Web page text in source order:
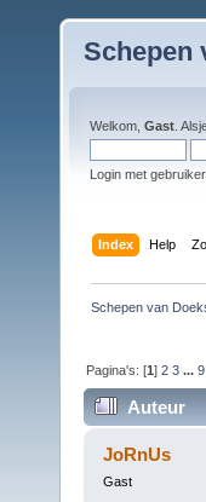
Schepen
Welkom, Gast .
Login met
Index Help
Schepen van
Pagina's: [1]2 3 ...9
Auteur
JoRnUs
Gast